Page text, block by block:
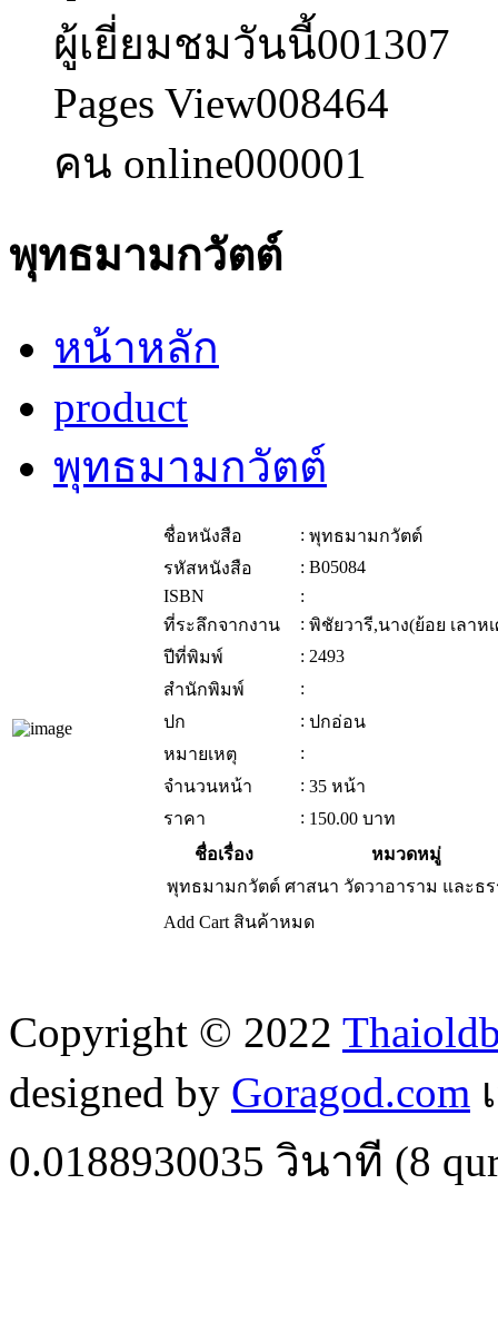
ผู้เยี่ยมชมวันนี้001307
Pages View008464
คน online000001
พุทธมามกวัตต์
หน้าหลัก
product
พุทธมามกวัตต์
ชื่อหนังสือ : พุทธมามกวัตต์
รหัสหนังสือ
: B05084
ISBN
:
ที่ระลึกจากงาน
: พิชัยวารี,นาง(ย้อย เลาห
ปีที่พิมพ์
: 2493
สำนักพิมพ์
:
ปก
: ปกอ่อน
หมายเหตุ
:
จำนวนหน้า
: 35 หน้า
ราคา
: 150.00 บาท
ชื่อเรื่อง
หมวดหมู่
พุทธมามกวัตต์ ศาสนา วัดวาอาราม และธ
Add Cart สินค้าหมด
Copyright © 2022
designed by Goragod.com
0.0188930035 วินาที (8